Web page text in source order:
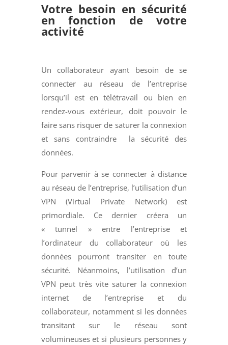
Votre besoin en sécurité
en fonction de votre
activité
Un collaborateur ayant besoin de se
connecter au réseau de l’entreprise
lorsqu’il est en télétravail ou bien en
rendez-vous extérieur, doit pouvoir le
faire sans risquer de saturer la connexion
et sans contraindre la sécurité des
données.
Pour parvenir à se connecter à distance
au réseau de l’entreprise, l’utilisation d’un
VPN (Virtual Private Network) est
primordiale. Ce dernier créera un
« tunnel » entre l’entreprise et
l’ordinateur du collaborateur où les
données pourront transiter en toute
sécurité. Néanmoins, l’utilisation d’un
VPN peut très vite saturer la connexion
internet de l’entreprise et du
collaborateur, notamment si les données
transitant sur le réseau sont
volumineuses et si plusieurs personnes y